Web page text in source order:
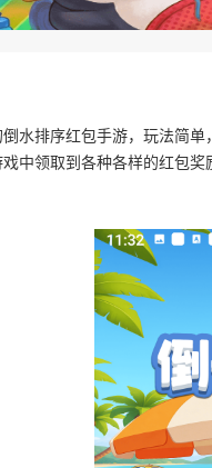
水排序红包手游，玩法简
中领取到各种各样的红包